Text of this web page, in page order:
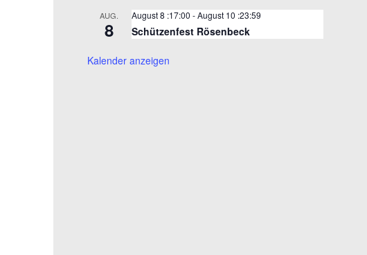
AUG.
8
August 8 :17:00 -August 10 :23:59
Schützenfest Rösenbeck
Kalender anzeigen